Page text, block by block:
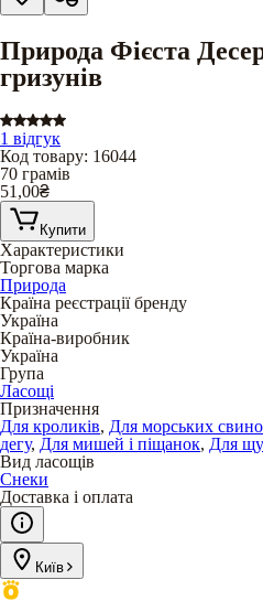
Природа Фієста
гризунів
1 відгук
Код товару: 16044
70 грамів
51,00₴
Купити
Характеристики
Торгова марка
Природа
Країна реєстрації бренду
Україна
Країна-виробник
Україна
Група
Ласощі
Призначення
Для кроликів, Для морських
дегу, Для мишей і піщанок, Для
Вид ласощів
Снеки
Доставка і оплата
Київ